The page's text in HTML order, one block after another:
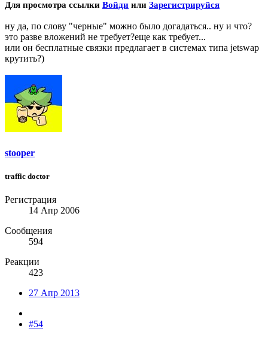
Для просмотра ссылки Войди или Зарегистрируйся
ну да, по слову "черные" можно было догадаться.. ну и что?
это разве вложений не требует?еще как требует...
или он бесплатные связки предлагает в системах типа jetswap
крутить?)
stooper
traffic doctor
Регистрация
14 Апр 2006
Сообщения
594
Реакции
423
27 Апр 2013
#54